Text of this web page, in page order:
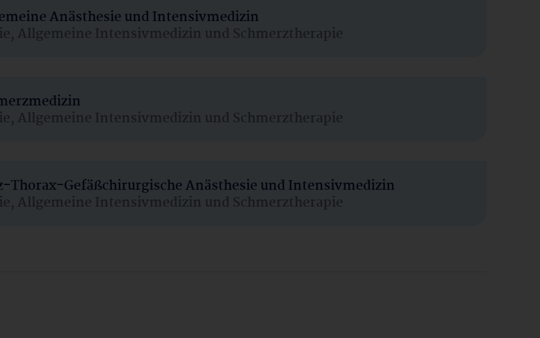
Anästhesie und Intensivmedizin
Allgemeine Intensivmedizin und Schmerztherapie
Allgemeine Intensivmedizin und Schmerztherapie
Thorax-Gefäßchirurgische Anästhesie und Intensivmedizin
Allgemeine Intensivmedizin und Schmerztherapie